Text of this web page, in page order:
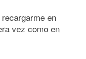
en
vez como en